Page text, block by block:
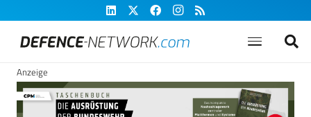
Anzeige